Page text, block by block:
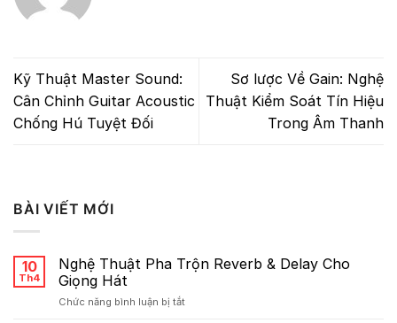
Kỹ Thuật Master Sound:
Cân Chỉnh Guitar Acoustic
Chống Hú Tuyệt Đối
Sơ lược Về Gain: Nghệ
Thuật Kiểm Soát Tín Hiệu
Trong Âm Thanh
BÀI VIẾT MỚI
10
Th4
Nghệ Thuật Pha Trộn Reverb & Delay Cho
Giọng Hát
Chức năng bình luận bị tắtở